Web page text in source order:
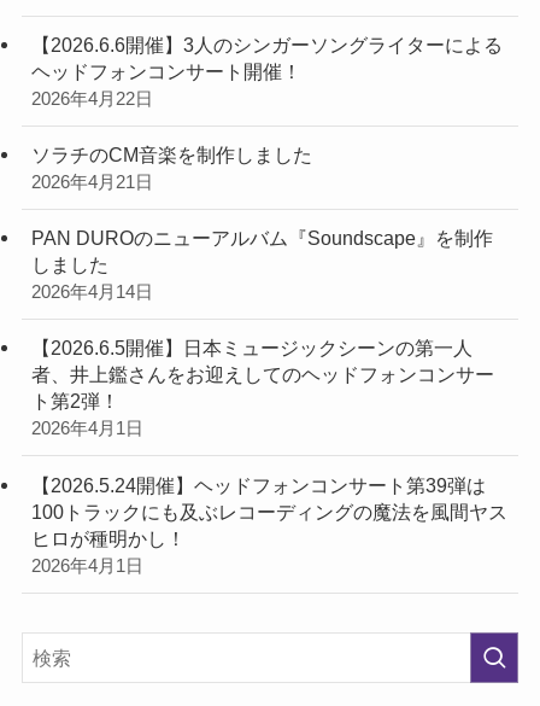
【2026.6.6開催】3人のシンガーソングライターによる
ヘッドフォンコンサート開催！
2026年4月22日
ソラチのCM音楽を制作しました
2026年4月21日
PAN DUROのニューアルバム『Soundscape』を制作
しました
2026年4月14日
【2026.6.5開催】日本ミュージックシーンの第一人
者、井上鑑さんをお迎えしてのヘッドフォンコンサー
ト第2弾！
2026年4月1日
【2026.5.24開催】ヘッドフォンコンサート第39弾は
100トラックにも及ぶレコーディングの魔法を風間ヤス
ヒロが種明かし！
2026年4月1日